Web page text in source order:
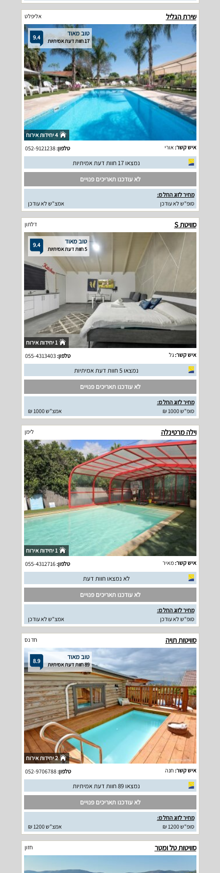
שירת הגליל אליפלט
9.4 טוב מאוד
17 חוות דעת אמיתיות
4 יחידות אירוח
איש קשר: אורי טלפון:052-9121238
נמצאו 17 חוות דעת אמיתיות
לא עודכנו תאריכים פנויים
מחיר לזוג החל מ:
סופ"ש לא עודכן
אמצ"ש לא עודכן
סוויטת S דלתון
9.4 טוב מאוד
5 חוות דעת אמיתיות
1 יחידות אירוח
איש קשר:גל טלפון:055-4313403
נמצאו 5 חוות דעת אמיתיות
לא עודכנו תאריכים פנויים
מחיר לזוג החל מ:
סופ"ש 1000 ₪
אמצ"ש 1000 ₪
וילה מרטינלה לימן
1 יחידות אירוח
איש קשר:מאיר טלפון:055-4312716
לא נמצאו חוות דעת
לא עודכנו תאריכים פנויים
מחיר לזוג החל מ:
סופ"ש לא עודכן
אמצ"ש לא עודכן
סוויטות תויה חד נס
8.9 טוב מאוד
89 חוות דעת אמיתיות
2 יחידות אירוח
איש קשר: חנה טלפון:052-9706788
נמצאו 89 חוות דעת אמיתיות
לא עודכנו תאריכים פנויים
מחיר לזוג החל מ:
סופ"ש 1200 ₪
אמצ"ש 1200 ₪
סוויטות טל ומטר חזון